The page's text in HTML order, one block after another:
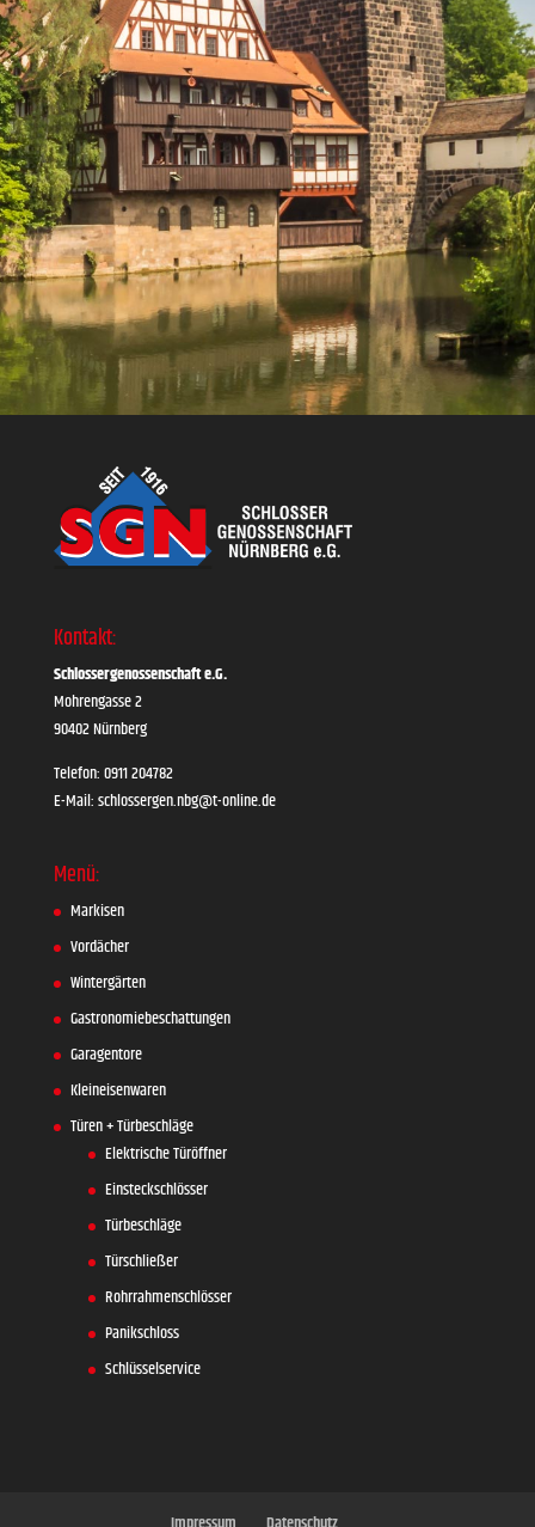
Kontakt:
Schlossergenossenschaft e.G.
Mohrengasse 2
90402 Nürnberg
Telefon: 0911 204782
E-Mail: schlossergen.nbg@t-online.de
Menü:
Markisen
Vordächer
Wintergärten
Gastronomiebeschattungen
Garagentore
Kleineisenwaren
Türen + Türbeschläge
Elektrische Türöffner
Einsteckschlösser
Türbeschläge
Türschließer
Rohrrahmenschlösser
Panikschloss
Schlüsselservice